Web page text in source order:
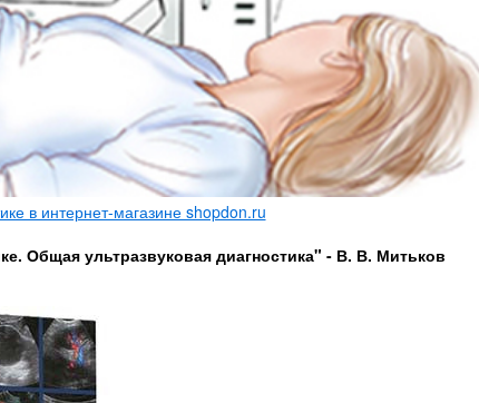
в интернет-магазине shopdon.ru
Общая ультразвуковая диагностика" - В. В. Митьков